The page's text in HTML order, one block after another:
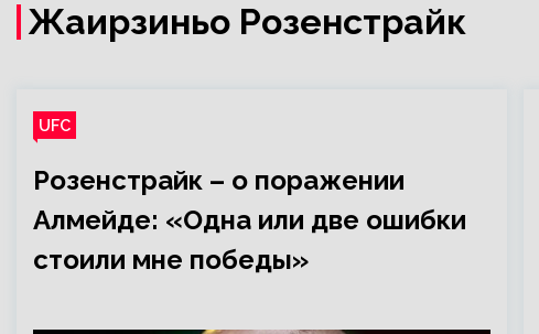
Жаирзиньо Розенстрайк
UFC
Розенстрайк – о поражении
Алмейде: «Одна или две ошибки
стоили мне победы»